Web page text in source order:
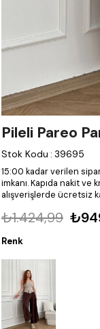
Pileli Pareo
Stok Kodu : 39695
15:00 kadar verilen
imkanı.Kapıda nakit ve
alışverişlerde ücretsiz
₺1.424,99
Renk